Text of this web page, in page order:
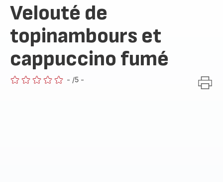
Velouté de
topinambours et
cappuccino fumé
- /5 -